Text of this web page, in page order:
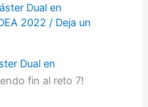
Dual en
2022 / Deja un
Dual en
fin al reto 7!